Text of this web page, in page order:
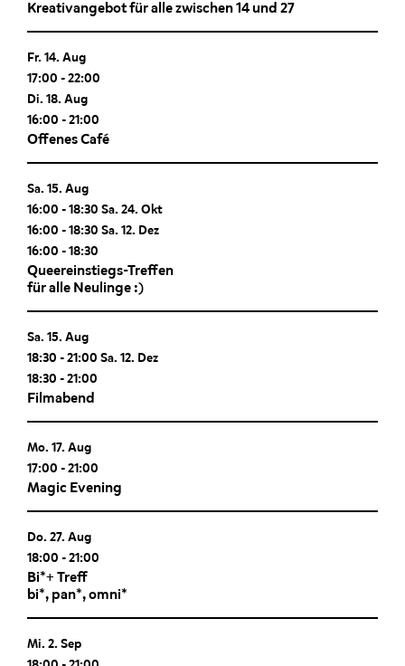
Kreativangebot für alle zwischen 14 und 27
Fr. 14. Aug
17:00 -22:00
Di. 18. Aug
16:00 -21:00
Offenes Café
Sa. 15. Aug
16:00 -18:30 Sa. 24. Okt
16:00 -18:30 Sa. 12. Dez
16:00 -18:30
Queereinstiegs-Treffen
für alle Neulinge :)
Sa. 15. Aug
18:30 -21:00 Sa. 12. Dez
18:30 -21:00
Filmabend
Mo. 17. Aug
17:00 -21:00
Magic Evening
Do. 27. Aug
18:00 -21:00
Bi*+ Treff
bi*, pan*, omni*
Mi. 2. Sep